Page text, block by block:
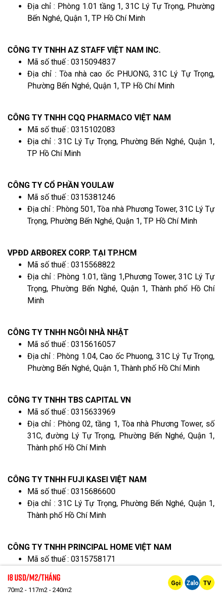
Địa chỉ : Phòng 1.01 tầng 1, 31C Lý Tự Trọng, Phường
Bến Nghé, Quận 1, TP Hồ Chí Minh
CÔNG TY TNHH AZ STAFF VIỆT NAM INC.
Mã số thuế : 0315094837
Địa chỉ : Tòa nhà cao ốc PHUONG, 31C Lý Tự Trọng,
Phường Bến Nghé, Quận 1, TP Hồ Chí Minh
CÔNG TY TNHH CQQ PHARMACO VIỆT NAM
Mã số thuế : 0315102083
Địa chỉ : 31C Lý Tự Trọng, Phường Bến Nghé, Quận 1,
TP Hồ Chí Minh
CÔNG TY CỔ PHẦN YOULAW
Mã số thuế : 0315381246
Địa chỉ : Phòng 501, Tòa nhà Phương Tower, 31C Lý Tự
Trọng, Phường Bến Nghé, Quận 1, TP Hồ Chí Minh
VPĐD ARBOREX CORP. TẠI TP.HCM
Mã số thuế : 0315568822
Địa chỉ : Phòng 1.01, tầng 1,Phương Tower, 31C Lý Tự
Trọng, Phường Bến Nghé, Quận 1, Thành phố Hồ Chí
Minh
CÔNG TY TNHH NGÔI NHÀ NHẬT
Mã số thuế : 0315616057
Địa chỉ : Phòng 1.04, Cao ốc Phuong, 31C Lý Tự Trọng,
Phường Bến Nghé, Quận 1, Thành phố Hồ Chí Minh
CÔNG TY TNHH TBS CAPITAL VN
Mã số thuế : 0315633969
Địa chỉ : Phòng 02, tầng 1, Tòa nhà Phương Tower, số
31C, đường Lý Tự Trọng, Phường Bến Nghé, Quận 1,
Thành phố Hồ Chí Minh
CÔNG TY TNHH FUJI KASEI VIỆT NAM
Mã số thuế : 0315686600
Địa chỉ : 31C Lý Tự Trọng, Phường Bến Nghé, Quận 1,
Thành phố Hồ Chí Minh
CÔNG TY TNHH PRINCIPAL HOME VIỆT NAM
Mã số thuế : 0315758171
Địa chỉ : Tầng 1, Tòa nhà Phương Tower, 31C Lý Tự
Trọng, Phường Bến Nghé, Quận 1, Thành phố Hồ Chí
Minh
18 Usd/m2/tháng
70m2 - 117m2 - 240m2
Gọi Zalo TV